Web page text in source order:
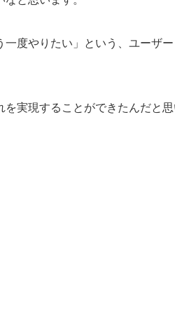
度やりたい」という、ユーザ
実現することができたんだと思